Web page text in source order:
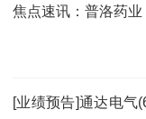
焦点速讯：普洛药
[业绩预告]通达电气